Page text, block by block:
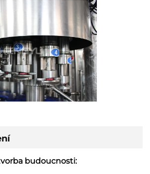
budoucnosti: